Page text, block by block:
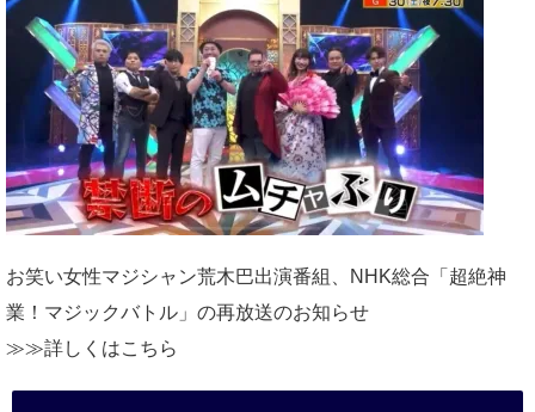
お笑い女性マジシャン荒木巴出演番組、
NHK総合「超絶神
業！マジックバトル」の再放送のお知らせ
≫≫詳しくはこちら